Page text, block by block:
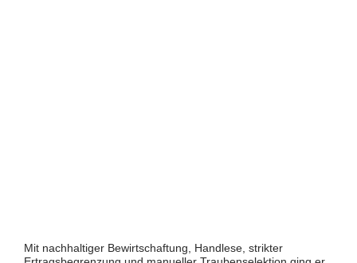
Mit nachhaltiger Bewirtschaftung, Handlese, strikter